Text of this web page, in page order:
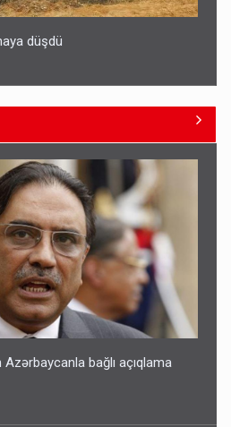
düşdü
bağlı açıqlama
bağlı açıqlama